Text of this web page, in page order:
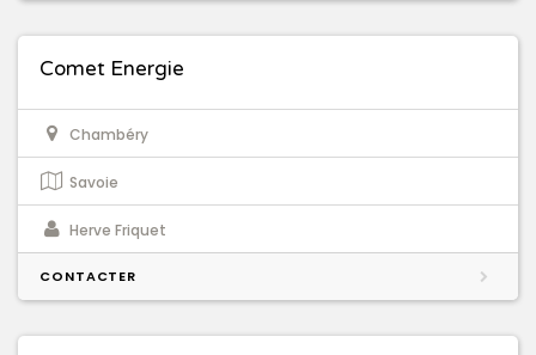
Comet Energie
Chambéry
Savoie
Herve Friquet
CONTACTER